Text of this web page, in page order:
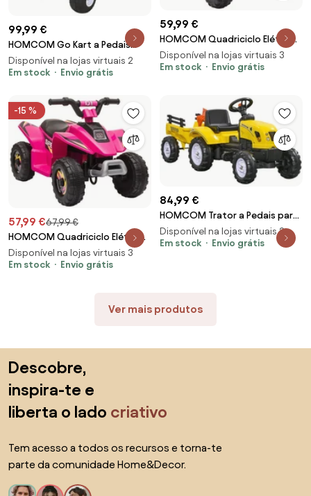
99,99 €
HOMCOM Go Kart a Pedais
para Crianças acima de 3 Anos
Carro de Pedais Infantil com
Mão 104x66x57cm | Aosom
Portugal
Disponível na lojas virtuais 2
Em stock
Envio grátis
59,99 €
HOMCOM Quadriciclo Elétrico
para Crianças de 18-36 Meses
Quadriciclo a Bateria 6V com
72x40x45,5cm Preto | Aosom
Disponível na lojas virtuais 3
Em stock
Envio grátis
-15 %
57,99 €67,99 €
HOMCOM Quadriciclo Elétrico
para Crianças de 18-36 Meses
Quadriciclo a Bateria 6V com
Disponível na lojas virtuais 3
Em stock
Envio grátis
84,99 €
HOMCOM Trator a Pedais para
Crianças acima de 3 Anos
Trator com Reboque de Pedais
Disponível na lojas virtuais 2
Em stock
Envio grátis
Ver mais produtos
Descobre,
inspira-te e
liberta o lado criativo
Tem acesso a todos os recursos e torna-te
parte da comunidade Home&Decor.